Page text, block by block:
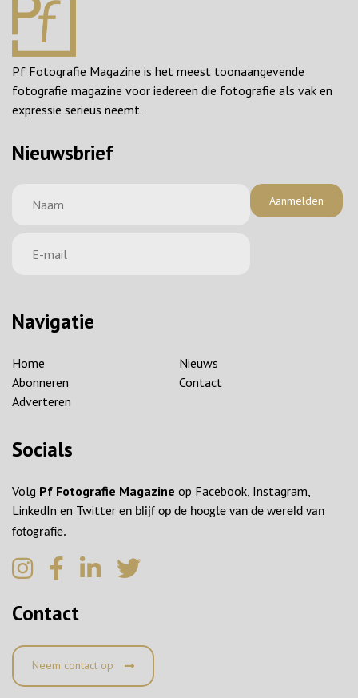
Pf Fotografie Magazine is het meest toonaangevende
fotografie magazine voor iedereen die fotografie als vak en
expressie serieus neemt.
Nieuwsbrief
Aanmelden
Navigatie
Home
Nieuws
Abonneren
Contact
Adverteren
Socials
Volg Pf Fotografie Magazine op Facebook, Instagram,
LinkedIn en Twitter en blijf op de hoogte van de wereld van
fotografie.
Contact
Neem contact op